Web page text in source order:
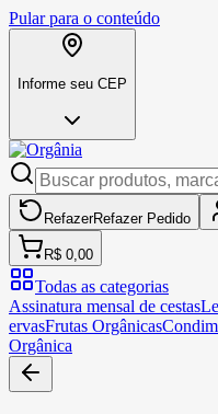
Pular para o conteúdo
Informe seu CEP
RefazerRefazer Pedido
R$ 0,00
Todas as categorias
Assinatura mensal de cestas
ervasFrutas Orgânicas
Orgânica